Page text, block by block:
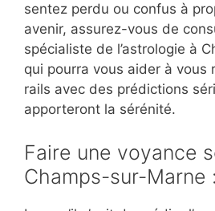
sentez perdu ou confus à
avenir, assurez-vous de
spécialiste de l’astrologie à
qui pourra vous aider à vous
rails avec des prédictions
apporteront la sérénité.
Faire une voyance
Champs-sur-Marne